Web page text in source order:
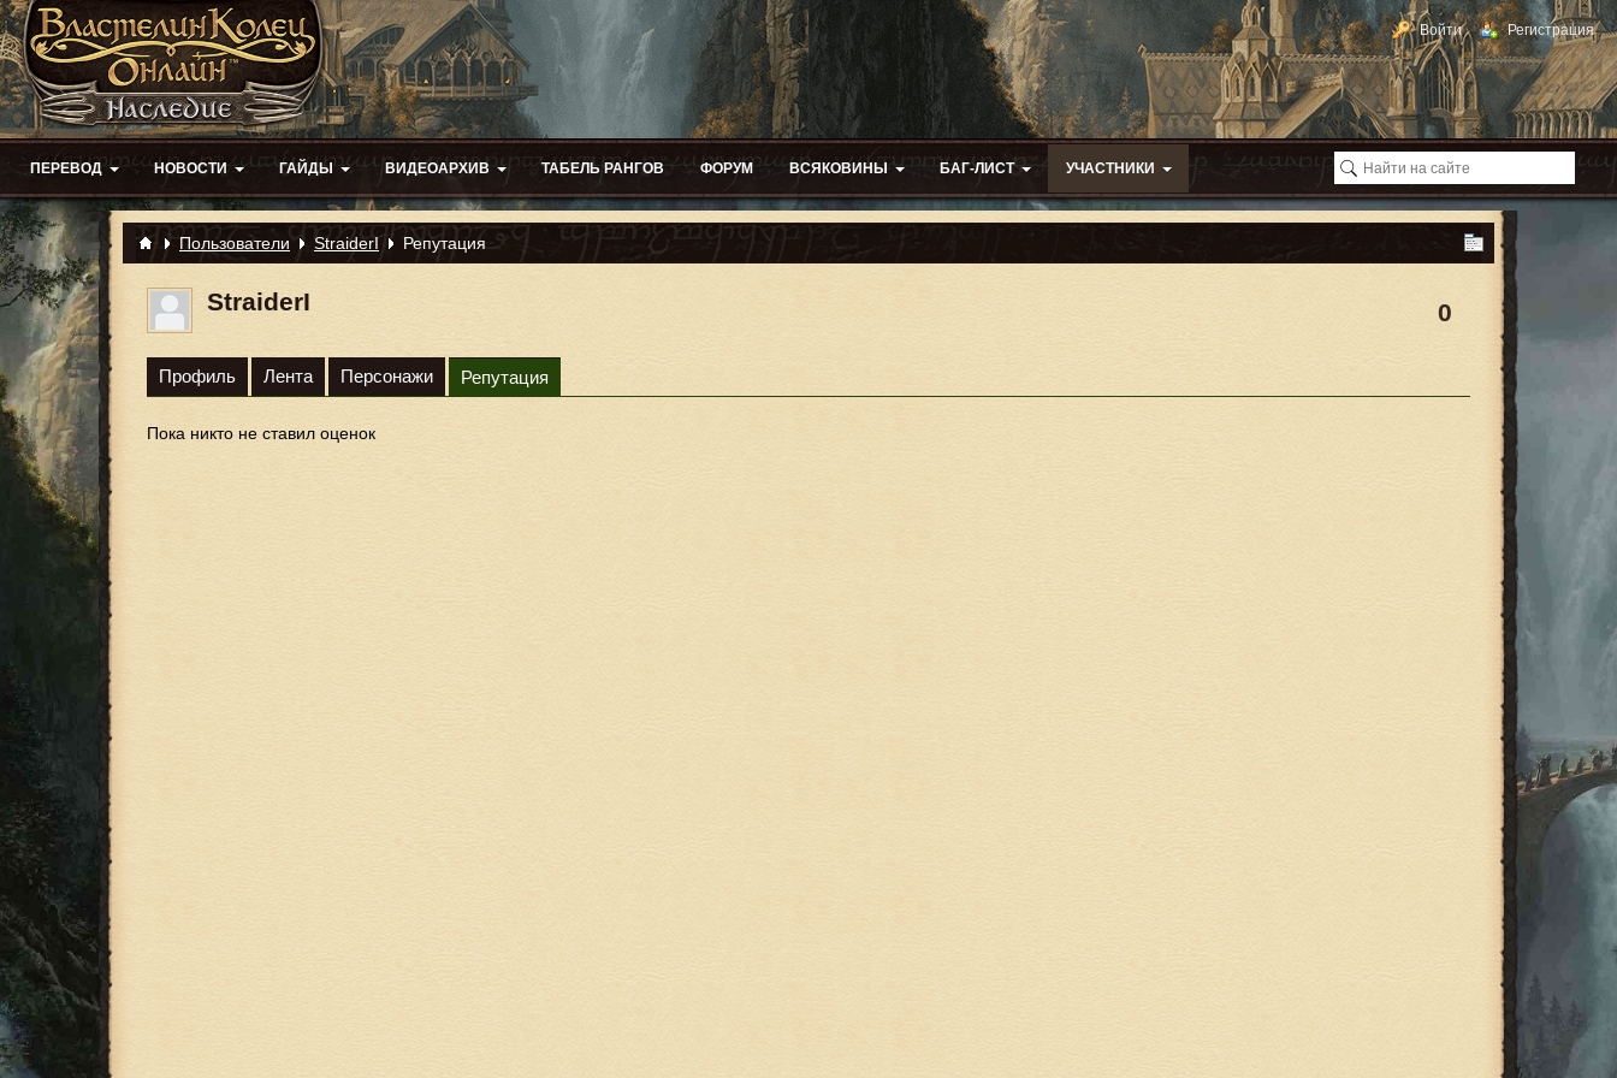
Войти Регистрация
ПЕРЕВОД НОВОСТИ ГАЙДЫ ВИДЕОАРХИВ ТАБЕЛЬ РАНГОВ ФОРУМ ВСЯКОВИНЫ БАГ-ЛИСТ УЧАСТНИКИ
Пользователи StraiderI Репутация
0
StraiderI
Профиль Лента Персонажи Репутация
Пока никто не ставил оценок